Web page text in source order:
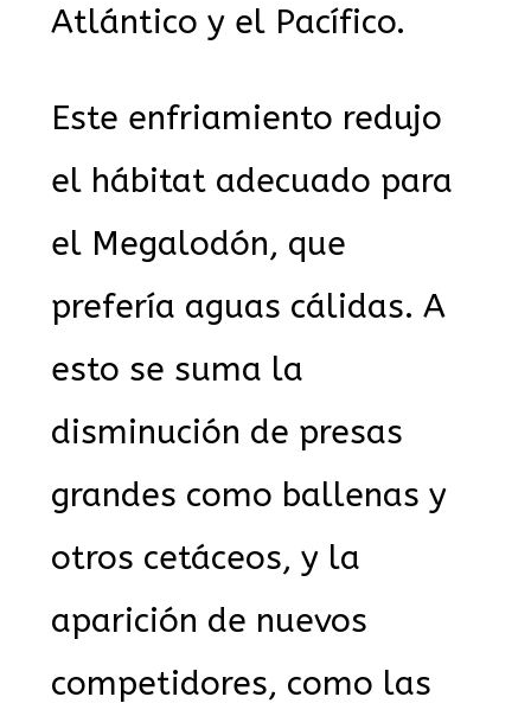
Atlántico y el Pacífico.
Este enfriamiento redujo
el hábitat adecuado para
el Megalodón, que
prefería aguas cálidas. A
esto se suma la
disminución de presas
grandes como ballenas y
otros cetáceos, y la
aparición de nuevos
competidores, como las